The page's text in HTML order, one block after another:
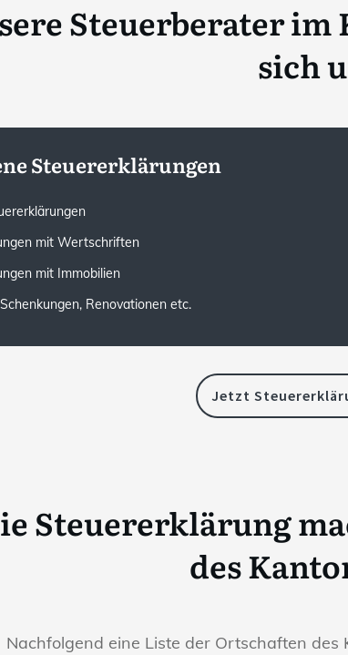
Steuerberater
sich
Steuererklärungen
mit Wertschriften
mit Immobilien
Renovationen etc.
Jetzt
Steuererklärung
des
Nachfolgend eine Liste der Ortschaften des